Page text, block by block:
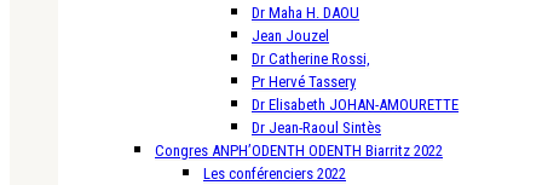
Dr Maha H. DAOU
Jean Jouzel
Dr Catherine Rossi,
Pr Hervé Tassery
Dr Elisabeth JOHAN-AMOURETTE
Dr Jean-Raoul Sintès
Congres ANPH’ODENTH ODENTH Biarritz 2022
Les conférenciers 2022